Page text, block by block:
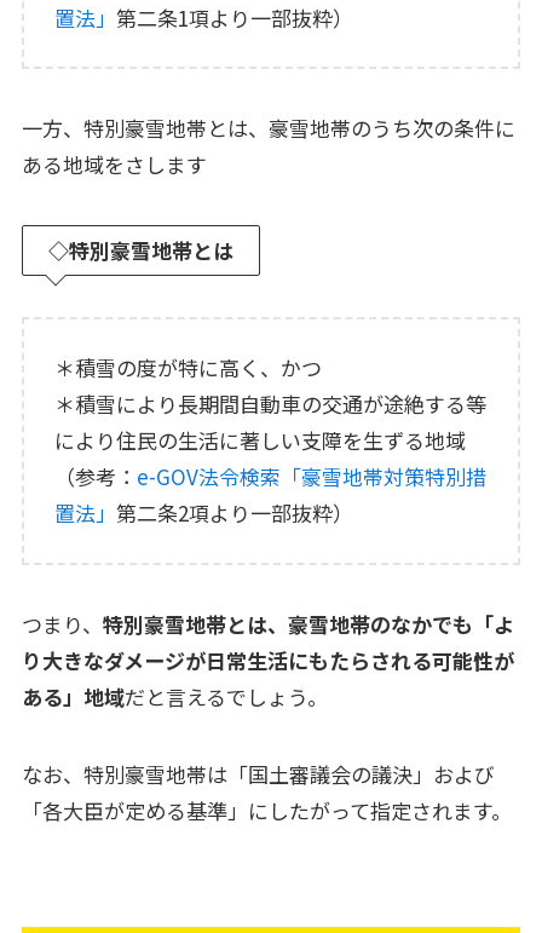
置法」第二条1項より一部抜粋）
一方、特別豪雪地帯とは、豪雪地帯のうち次の条件に
ある地域をさします
◇特別豪雪地帯とは
＊積雪の度が特に高く、かつ
＊積雪により長期間自動車の交通が途絶する等
により住民の生活に著しい支障を生ずる地域
（参考： e-GOV法令検索「豪雪地帯対策特別措
置法」第二条2項より一部抜粋）
つまり、 特別豪雪地帯とは、豪雪地帯のなかでも「よ
り大きなダメージが日常生活にもたらされる可能性が
ある」地域だと言えるでしょう。
なお、特別豪雪地帯は「国土審議会の議決」および
「各大臣が定める基準」にしたがって指定されます。